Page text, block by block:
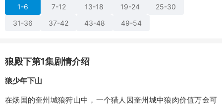
1-6 7-12 13-18 19-24
25-30
31-36
37-42 43-48 49-54
狼殿下第1集剧情介绍
狼少年下山
在炀国的奎州城狼狩山中，一个猎人因奎州城中狼肉价值万金可